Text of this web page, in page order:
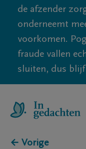
de afzender
onderneemt
voorkomen.
fraude vallen
sluiten, dus blijf
← Vorige